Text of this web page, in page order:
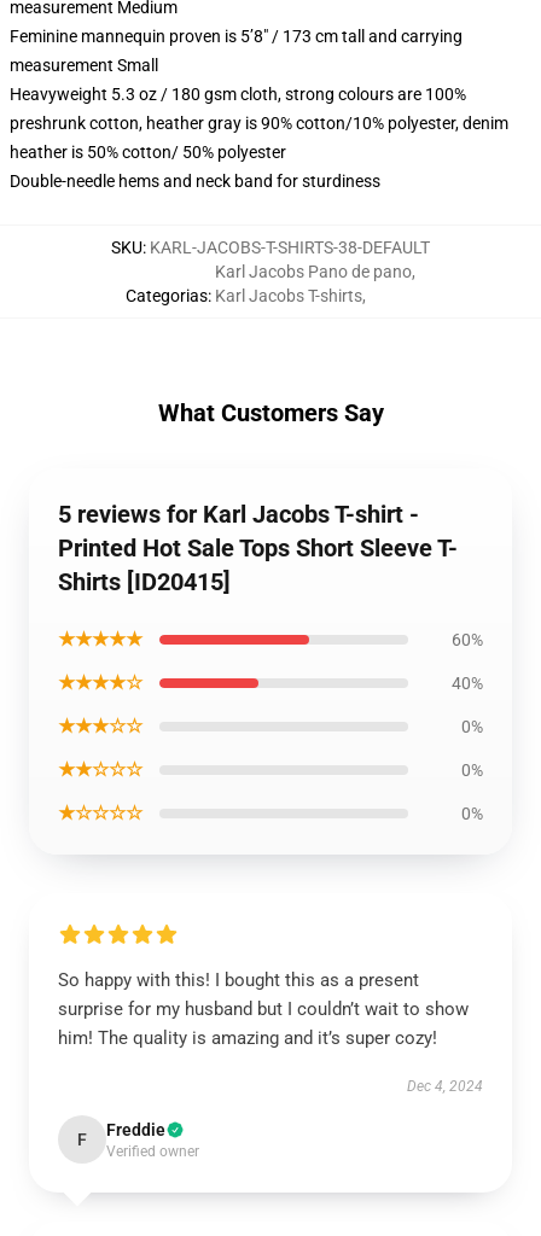
measurement Medium
Feminine mannequin proven is 5’8″ / 173 cm tall and carrying
measurement Small
Heavyweight 5.3 oz / 180 gsm cloth, strong colours are 100%
preshrunk cotton, heather gray is 90% cotton/10% polyester, denim
heather is 50% cotton/ 50% polyester
Double-needle hems and neck band for sturdiness
SKU: KARL-JACOBS-T-SHIRTS-38-DEFAULT
Categorias:
Karl Jacobs Pano de pano,
Karl Jacobs T-shirts,
What Customers Say
5 reviews for Karl Jacobs T-shirt -
Printed Hot Sale Tops Short Sleeve T-
Shirts [ID20415]
★★★★★ 60%
★★★★☆ 40%
★★★☆☆ 0%
★★☆☆☆ 0%
★☆☆☆☆ 0%
So happy with this! I bought this as a present
surprise for my husband but I couldn’t wait to show
him! The quality is amazing and it’s super cozy!
Dec 4, 2024
F Freddie
Verified owner